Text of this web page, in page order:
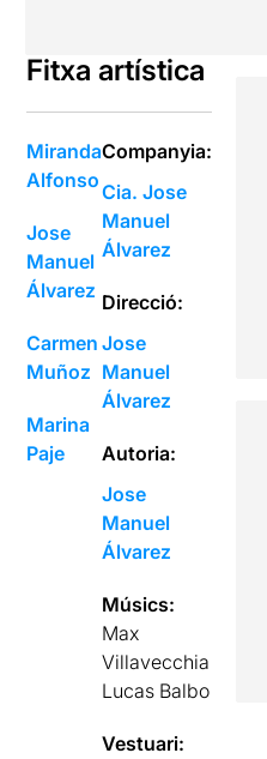
Fitxa artística
Miranda
Alfonso
Jose
Manuel
Álvarez
Carmen
Muñoz
Marina
Paje
Companyia:
Cia. Jose
Manuel
Álvarez
Direcció:
Jose
Manuel
Álvarez
Autoria:
Jose
Manuel
Álvarez
Músics:
Max
Villavecchia
Lucas Balbo
Vestuari: